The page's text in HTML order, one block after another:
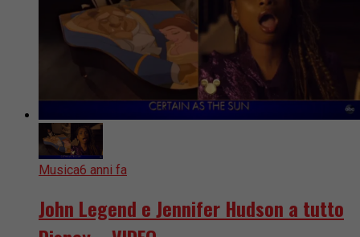
Musica6 anni fa
John Legend e Jennifer Hudson a tutto